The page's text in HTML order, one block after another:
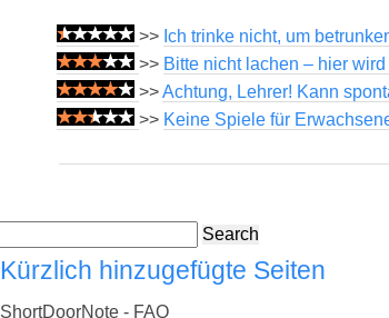
>> Ich trinke nicht, um
>> Bitte nicht lachen – hier
>>Achtung, Lehrer! Kann
>> Keine Spiele für
Search
Kürzlich hinzugefügte Seiten
ShortDoorNote - FAQ